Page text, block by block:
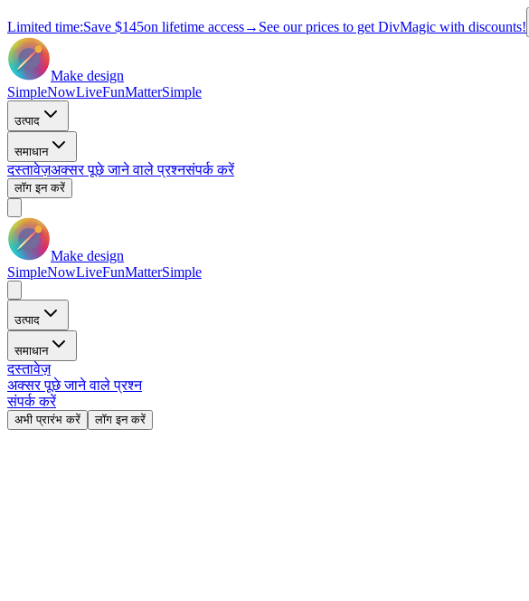
Limited time:Save $145on lifetime access→ See our prices to get DivMagic with discounts!
Make design
SimpleNowLiveFunMatterSimple
उत्पाद
समाधान
दस्तावेज़अक्सर पूछे जाने वाले प्रश्नसंपर्क करें
लॉग इन करें
Make design
SimpleNowLiveFunMatterSimple
उत्पाद
समाधान
दस्तावेज़
अक्सर पूछे जाने वाले प्रश्न
संपर्क करें
अभी प्रारंभ करें लॉग इन करें